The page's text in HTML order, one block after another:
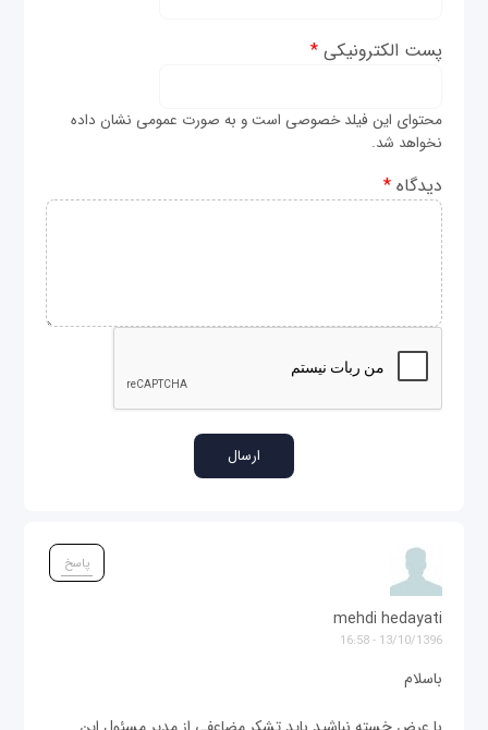
پست الکترونیکی*
محتوای این فیلد خصوصی است و به صورت عمومی نشان داده
نخواهد شد.
دیدگاه*
پاسخ
mehdi hedayati
13/10/1396 - 16:58
باسلام